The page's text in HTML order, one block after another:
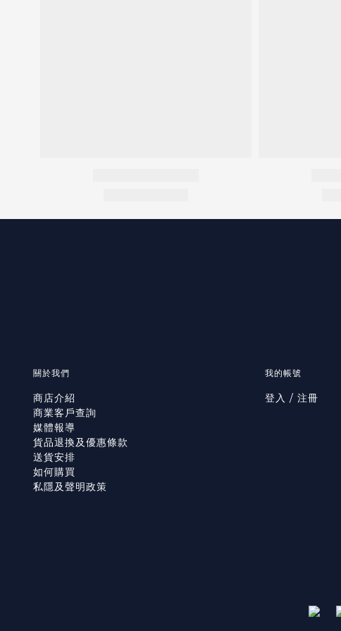
關於我們
商店介紹
商業客戶查詢
媒體報導
貨品退換及優惠條款
送貨安排
如何購買
私隱及聲明政策
我的帳號
登入 / 注冊